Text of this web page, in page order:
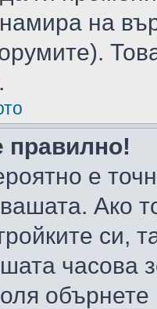
на
правилно!
е
Ако
си,
обърнете